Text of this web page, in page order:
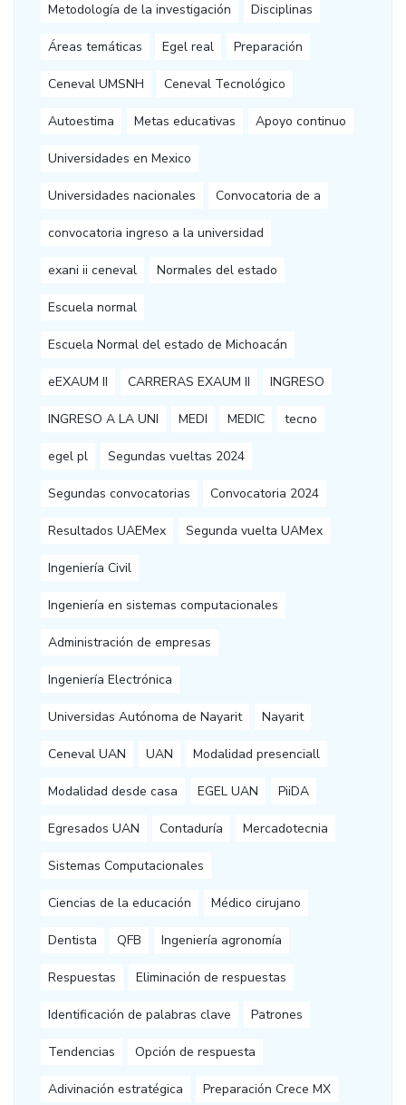
Metodología de la investigación Disciplinas
Áreas temáticas Egel real Preparación
Ceneval UMSNH Ceneval Tecnológico
Autoestima Metas educativas Apoyo continuo
Universidades en Mexico
Universidades nacionales Convocatoria de a
convocatoria ingreso a la universidad
exani ii ceneval Normales del estado
Escuela normal
Escuela Normal del estado de Michoacán
eEXAUM II CARRERAS EXAUM II INGRESO
INGRESO A LA UNI MEDI MEDIC tecno
egel pl Segundas vueltas 2024
Segundas convocatorias Convocatoria 2024
Resultados UAEMex Segunda vuelta UAMex
Ingeniería Civil
Ingeniería en sistemas computacionales
Administración de empresas
Ingeniería Electrónica
Universidas Autónoma de Nayarit Nayarit
Ceneval UAN UAN Modalidad presenciall
Modalidad desde casa EGEL UAN PiiDA
Egresados UAN Contaduría Mercadotecnia
Sistemas Computacionales
Ciencias de la educación Médico cirujano
Dentista QFB Ingeniería agronomía
Respuestas Eliminación de respuestas
Identificación de palabras clave Patrones
Tendencias Opción de respuesta
Adivinación estratégica Preparación Crece MX